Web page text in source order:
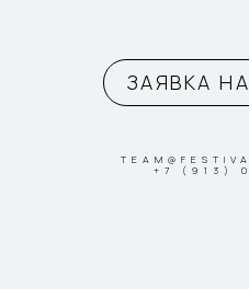
ЗАЯВКА
+7 (913)